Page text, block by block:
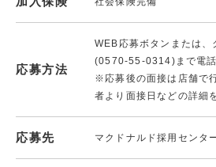
応募方法
WEB応募ボタンまたは、
(0570-55-0314)まで電話
※応募後の面接は店舗で
者より面接日などの詳細
応募先 マクドナルド採用センタ